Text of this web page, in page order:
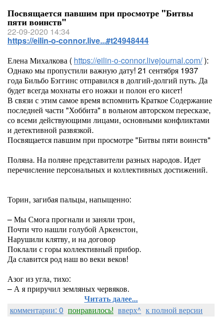
Посвящается павшим при просмотре "Битвы
пяти воинств"
22-09-2020 14:34
https://eilin-o-connor.live...#t24948444
Елена Михалкова ( https://eilin-o-connor.livejournal.com/):
Однако мы пропустили важную дату! 21 сентября 1937
года Бильбо Бэггинс отправился в долгий-долгий путь. Да
будет всегда мохнаты его ножки и полон его кисет!
В связи с этим самое время вспомнить Краткое Содержание
последней части "Хоббита" в вольном авторском пересказе,
со всеми действующими лицами, основными конфликтами
и детективной развязкой.
Посвящается павшим при просмотре "Битвы пяти воинств"
Поляна. На поляне представители разных народов. Идет
перечисление персональных и коллективных достижений.
Торин, загибая пальцы, напыщенно:
– Мы Смога прогнали и заняли трон,
Почти что нашли голубой Аркенстон,
Нарушили клятву, и на договор
Поклали с горы коллективный прибор.
Да славится род наш во веки веков!
Азог из угла, тихо:
– А я приручил земляных червяков.
Читать далее...
комментарии: 0 понравилось! вверх^ к полной версии